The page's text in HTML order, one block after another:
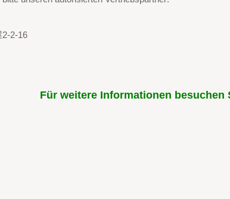
2-16
Für weitere Informationen besuchen